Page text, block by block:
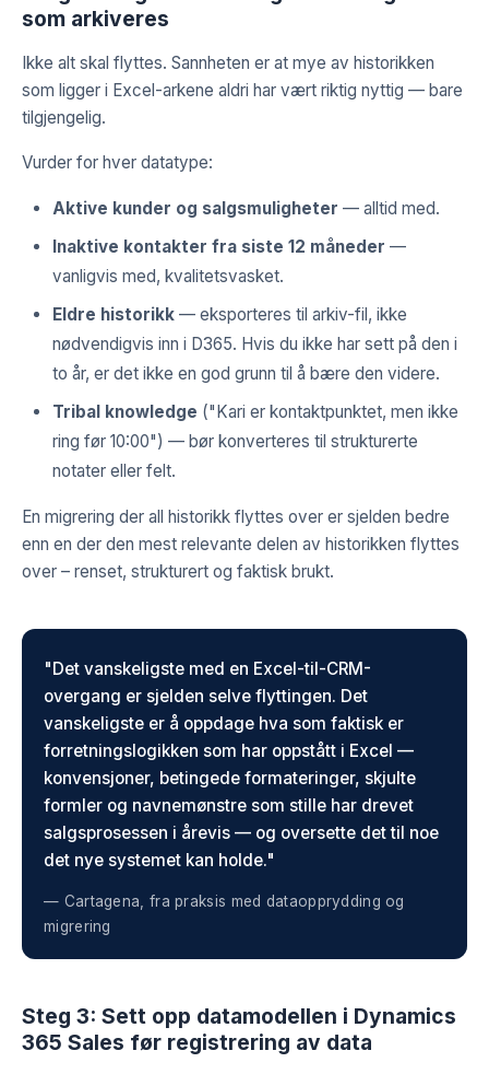
som arkiveres
Ikke alt skal flyttes. Sannheten er at mye av historikken
som ligger i Excel-arkene aldri har vært riktig nyttig — bare
tilgjengelig.
Vurder for hver datatype:
Aktive kunder og salgsmuligheter — alltid med.
Inaktive kontakter fra siste 12 måneder —
vanligvis med, kvalitetsvasket.
Eldre historikk — eksporteres til arkiv-fil, ikke
nødvendigvis inn i D365. Hvis du ikke har sett på den i
to år, er det ikke en god grunn til å bære den videre.
Tribal knowledge ("Kari er kontaktpunktet, men ikke
ring før 10:00") — bør konverteres til strukturerte
notater eller felt.
En migrering der all historikk flyttes over er sjelden bedre
enn en der den mest relevante delen av historikken flyttes
over – renset, strukturert og faktisk brukt.
"Det vanskeligste med en Excel-til-CRM-
overgang er sjelden selve flyttingen. Det
vanskeligste er å oppdage hva som faktisk er
forretningslogikken som har oppstått i Excel —
konvensjoner, betingede formateringer, skjulte
formler og navnemønstre som stille har drevet
salgsprosessen i årevis — og oversette det til noe
det nye systemet kan holde."
— Cartagena, fra praksis med dataopprydding og
migrering
Steg 3: Sett opp datamodellen i Dynamics
365 Sales før registrering av data